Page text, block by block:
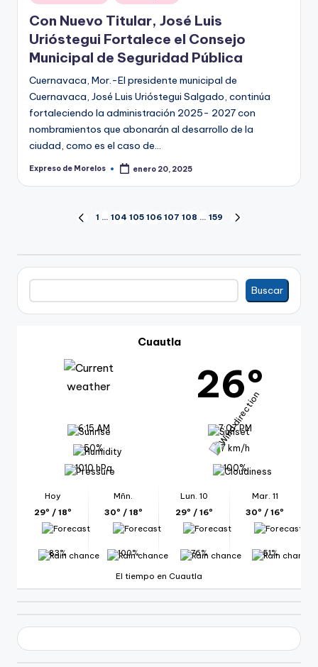
en
Con Nuevo Titular, José Luis
Urióstegui Fortalece el Consejo
Municipal de Seguridad Pública
Cuernavaca, Mor.-El presidente municipal de
Cuernavaca, José Luis Urióstegui Salgado, continúa
fortaleciendo la administración 2025- 2027 con
nombramientos que abonarán al desarrollo de la
ciudad, como es el caso de…
Publicado
Expreso de Morelos enero 20, 2025
Paginación
entradas
PÁGINA
1 … 104 105 106 107 108 … 159
Buscar
Buscar
Cuautla
26º
6:15 AM
7:07 PM
50%
7 km/h
1010 hPa
100%
Hoy
29º / 18º
83%
Mñn.
30º / 18º
100%
Lun. 10
29º / 16º
76%
Mar. 11
30º / 16º
51%
El tiempo en Cuautla